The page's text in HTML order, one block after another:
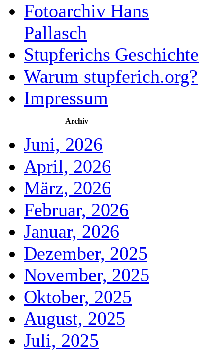
Fotoarchiv Hans
Pallasch
Stupferichs Geschichte
Warum stupferich.org?
Impressum
Archiv
Juni, 2026
April, 2026
März, 2026
Februar, 2026
Januar, 2026
Dezember, 2025
November, 2025
Oktober, 2025
August, 2025
Juli, 2025